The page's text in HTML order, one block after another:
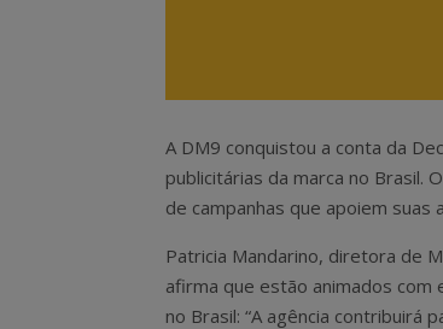
A DM9 conquistou a conta da
publicitárias da marca no Brasil.
de campanhas que apoiem suas
Patricia Mandarino, diretora de
afirma que estão animados com
no Brasil: “A agência contribuirá